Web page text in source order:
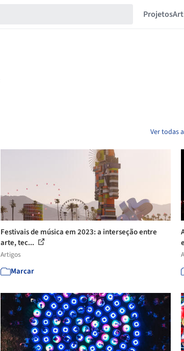
Projetos
Ver todas
Festivais de música em 2023: a interseção entre
arte, tec...
Artigos
Marcar